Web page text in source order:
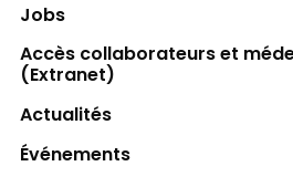
Jobs
Accès collaborateurs et
(Extranet)
Actualités
Événements